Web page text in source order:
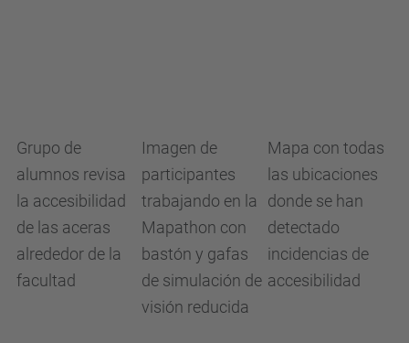
Grupo de
alumnos revisa
la accesibilidad
de las aceras
alrededor de la
facultad
Imagen de
participantes
trabajando en la
Mapathon con
bastón y gafas
de simulación de
visión reducida
Mapa con todas
las ubicaciones
donde se han
detectado
incidencias de
accesibilidad